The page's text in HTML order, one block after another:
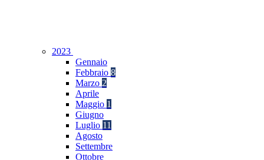
2023
Gennaio
Febbraio 8
Marzo 2
Aprile
Maggio 1
Giugno
Luglio 11
Agosto
Settembre
Ottobre